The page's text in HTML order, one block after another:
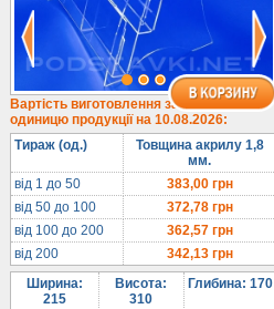
А3 формат
1/3 формату А4
Комбіновані
Навісні кишені
Менюхолдери
Під мобільні
Під біжутерію
Гірки та подіуми
Під косметику
Під солодке
Для хот-догів
Вартість виготовлення за
одиницю продукції на 10.08.2026:
Тираж (од.)
Товщина акрилу 1,8
мм.
від 1 до 50
383,00грн
від 50 до 100
372,78грн
від 100 до 200
362,57грн
від 200
342,13грн
Ширина:
215
Висота:
310
Глибина: 170